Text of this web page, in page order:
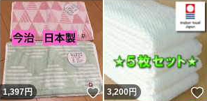
いいね！
1,397円 いいね！
3,200円